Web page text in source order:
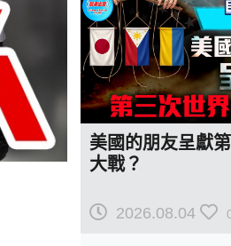
美國的朋友呈獻
大戰？
2026.08.04